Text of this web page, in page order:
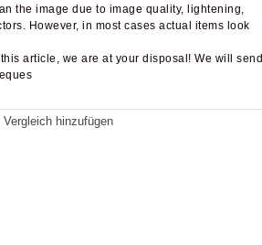
the image due to image quality, lightening,
However, in most cases actual items look
article, we are at your disposal! We will send
hinzufügen